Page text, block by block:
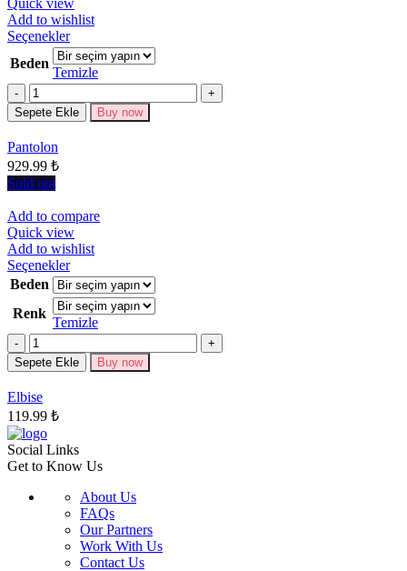
Quick view
Add to wishlist
SeçeneklerBu
ürünün
birden
fazla
varyasyonu
var.
Beden
Temizle
Miktar
Sepete Ekle Buy now
Pantolon
929.99 ₺
Sold out
Add to compare
Quick view
Add to wishlist
SeçeneklerBu
ürünün
birden
fazla
varyasyonu
Seçenekler
Beden
Renk
Temizle
Miktar
Sepete Ekle Buy now
Elbise
119.99 ₺
Social Links
Get to Know Us
About Us
FAQs
Our Partners
Work With Us
Contact Us